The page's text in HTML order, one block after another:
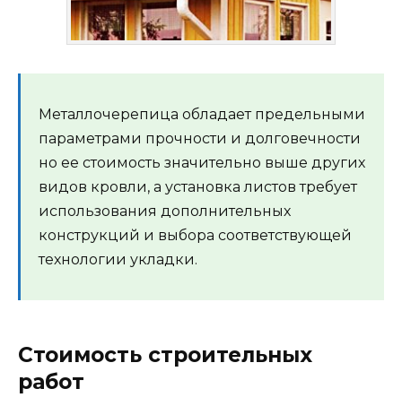
Металлочерепица обладает предельными
параметрами прочности и долговечности
но ее стоимость значительно выше других
видов кровли, а установка листов требует
использования дополнительных
конструкций и выбора соответствующей
технологии укладки.
Стоимость строительных
работ